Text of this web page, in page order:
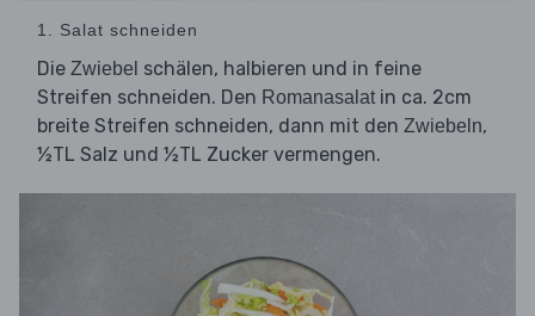
1. Salat schneiden
Die Zwiebel schälen, halbieren und in feine
Streifen schneiden. Den Romanasalat in ca. 2cm
breite Streifen schneiden, dann mit den Zwiebeln,
½TL Salz und ½TL Zucker vermengen.